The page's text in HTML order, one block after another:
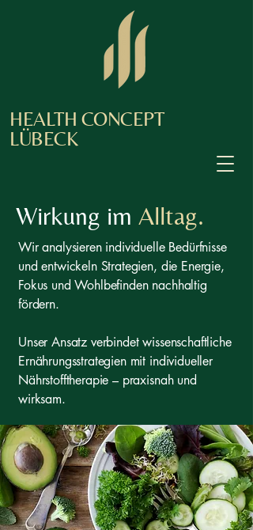
HEALTH CONCEPT
LÜBECK
Wirkung im Alltag.
Wir analysieren individuelle Bedürfnisse
und entwickeln Strategien, die Energie,
Fokus und Wohlbefinden nachhaltig
fördern.
Unser Ansatz verbindet wissenschaftliche
Ernährungsstrategien mit individueller
Nährstofftherapie – praxisnah und
wirksam.